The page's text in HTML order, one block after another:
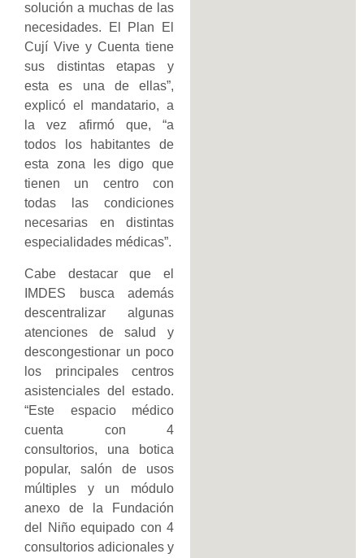
solución a muchas de las
necesidades. El Plan El
Cují Vive y Cuenta tiene
sus distintas etapas y
esta es una de ellas”,
explicó el mandatario, a
la vez afirmó que, “a
todos los habitantes de
esta zona les digo que
tienen un centro con
todas las condiciones
necesarias en distintas
especialidades médicas”.
Cabe destacar que el
IMDES busca además
descentralizar algunas
atenciones de salud y
descongestionar un poco
los principales centros
asistenciales del estado.
“Este espacio médico
cuenta con 4
consultorios, una botica
popular, salón de usos
múltiples y un módulo
anexo de la Fundación
del Niño equipado con 4
consultorios adicionales y